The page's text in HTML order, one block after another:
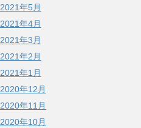
2021年5月
2021年4月
2021年3月
2021年2月
2021年1月
2020年12月
2020年11月
2020年10月